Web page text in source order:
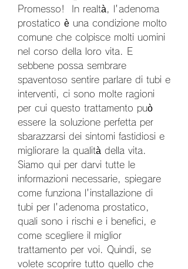
Promesso!  In realtà, l'adenoma
prostatico è una condizione molto
comune che colpisce molti uomini
nel corso della loro vita. E
sebbene possa sembrare
spaventoso sentire parlare di tubi e
interventi, ci sono molte ragioni
per cui questo trattamento può
essere la soluzione perfetta per
sbarazzarsi dei sintomi fastidiosi e
migliorare la qualità della vita.
Siamo qui per darvi tutte le
informazioni necessarie, spiegare
come funziona l'installazione di
tubi per l'adenoma prostatico,
quali sono i rischi e i benefici, e
come scegliere il miglior
trattamento per voi. Quindi, se
volete scoprire tutto quello che